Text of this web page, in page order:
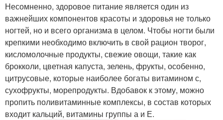
Несомненно, здоровое питание является один из
важнейших компонентов красоты и здоровья не только
ногтей, но и всего организма в целом. Чтобы ногти были
крепкими необходимо включить в свой рацион творог,
кисломолочные продукты, свежие овощи, такие как
брокколи, цветная капуста, зелень, фрукты, особенно,
цитрусовые, которые наиболее богаты витамином с,
сухофрукты, морепродукты. Вдобавок к этому, можно
пропить поливитаминные комплексы, в состав которых
входит кальций, витамины группы а и Е.